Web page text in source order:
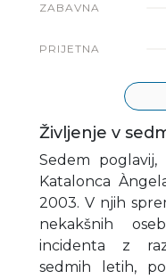
ZABAVNA
PRIJETNA
Življenje v
Sedem
Katalonca
2003. V njih
nekakšnih
incidenta z
sedmih letih,